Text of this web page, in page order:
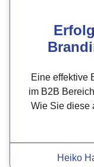
Eine effektive
im B2B
Wie Sie diese
Heiko